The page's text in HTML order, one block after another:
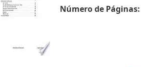
Número de